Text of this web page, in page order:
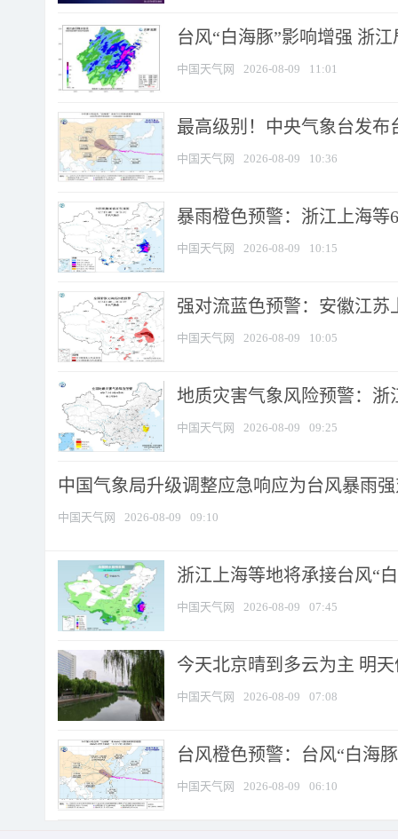
台风“白海豚”影响增强 浙
中国天气网 2026-08-09 11:01
最高级别！中央气象台发布
中国天气网 2026-08-09 10:36
暴雨橙色预警：浙江上海等
中国天气网 2026-08-09 10:15
强对流蓝色预警：安徽江苏
中国天气网 2026-08-09 10:05
地质灾害气象风险预警：浙
中国天气网 2026-08-09 09:25
中国气象局升级调整应急响应为台风暴雨
中国天气网 2026-08-09 09:10
浙江上海等地将承接台风“
中国天气网 2026-08-09 07:45
今天北京晴到多云为主 明
中国天气网 2026-08-09 07:08
台风橙色预警：台风“白海
中国天气网 2026-08-09 06:10